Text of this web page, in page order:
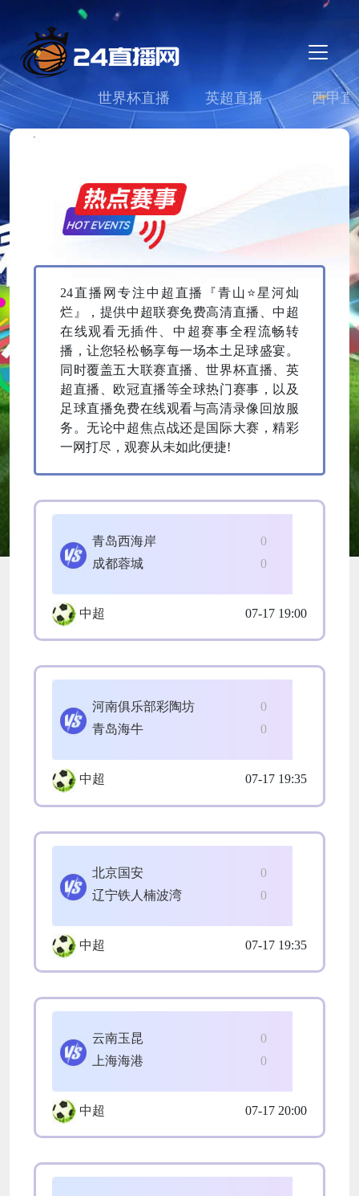
世界杯直播 英超直播 西甲直
24直播网专注中超直播『青山⭐星河灿
烂』，提供中超联赛免费高清直播、中超
在线观看无插件、中超赛事全程流畅转
播，让您轻松畅享每一场本土足球盛宴。
同时覆盖五大联赛直播、世界杯直播、英
超直播、欧冠直播等全球热门赛事，以及
足球直播免费在线观看与高清录像回放服
务。无论中超焦点战还是国际大赛，精彩
一网打尽，观赛从未如此便捷!
0
青岛西海岸
0
成都蓉城
中超 07-17 19:00
0
河南俱乐部彩陶坊
0
青岛海牛
中超 07-17 19:35
0
北京国安
0
辽宁铁人楠波湾
中超 07-17 19:35
0
云南玉昆
0
上海海港
中超 07-17 20:00